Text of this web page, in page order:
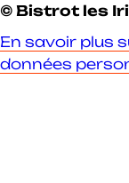
© Bistrot les
En savoir plus
données